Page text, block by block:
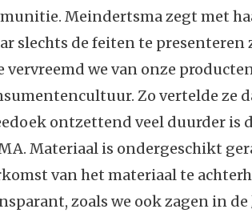
Meindertsma zegt met
slechts de feiten te presenteren
vervreemd we van onze
Zo vertelde ze
ontzettend veel duurder is
Materiaal is ondergeschikt
van het materiaal te
zoals we ook zagen in de